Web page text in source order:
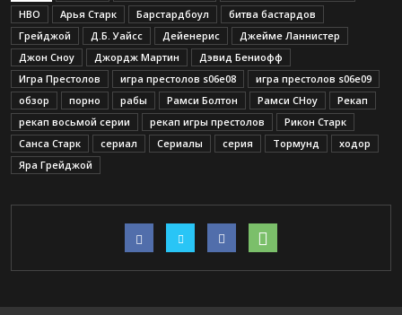
HBO
Арья Старк Барстардбоул
битва бастардов
Грейджой
Д.Б. Уайсс Дейенерис
Джейме Ланнистер
Джон Сноу
Джордж Мартин
Дэвид Бениофф
Игра Престолов
игра престолов s06e08
игра престолов s06e09
обзор
порно рабы Рамси Болтон Рамси СНоу
Рекап
рекап восьмой серии
рекап игры престолов
Рикон Старк
Санса Старк
сериал Сериалы серия Тормунд
ходор
Яра Грейджой